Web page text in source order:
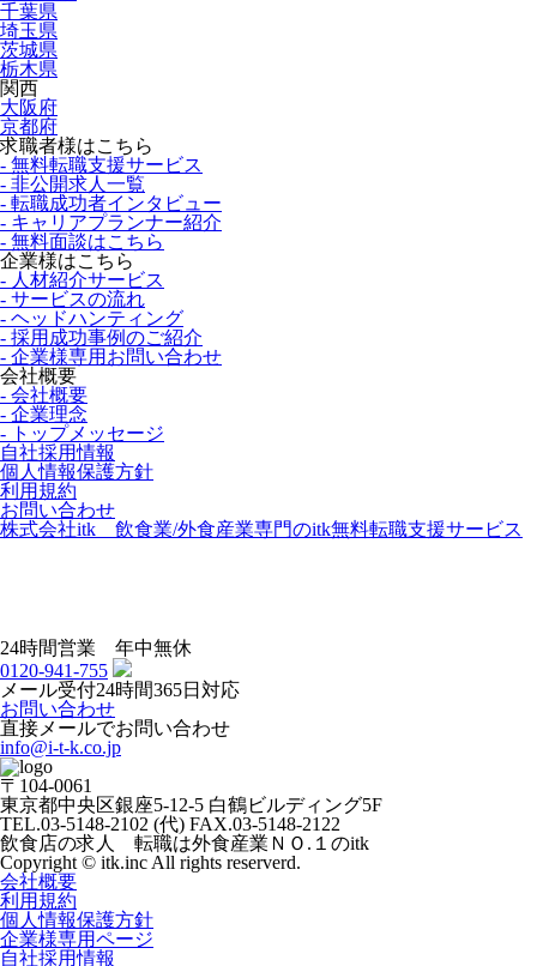
千葉県
埼玉県
茨城県
栃木県
関西
大阪府
京都府
求職者様はこちら
- 無料転職支援サービス
- 非公開求人一覧
- 転職成功者インタビュー
- キャリアプランナー紹介
- 無料面談はこちら
企業様はこちら
- 人材紹介サービス
- サービスの流れ
- ヘッドハンティング
- 採用成功事例のご紹介
- 企業様専用お問い合わせ
会社概要
- 会社概要
- 企業理念
- トップメッセージ
自社採用情報
個人情報保護方針
利用規約
お問い合わせ
株式会社itk 飲食業/外食産業専門のitk無料転職支援サービス
24時間営業 年中無休
0120-941-755
メール受付24時間365日対応
お問い合わせ
直接メールでお問い合わせ
info@i-t-k.co.jp
〒104-0061
東京都中央区銀座5-12-5 白鶴ビルディング5F
TEL.03-5148-2102 (代) FAX.03-5148-2122
飲食店の求人 転職は外食産業ＮＯ.１のitk
Copyright © itk.inc All rights reserverd.
会社概要
利用規約
個人情報保護方針
企業様専用ページ
自社採用情報